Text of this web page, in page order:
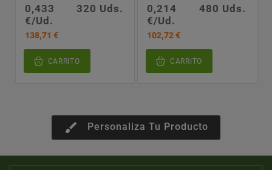
0,433
€/Ud.
320 Uds.
138,71 €
CARRITO
0,214
€/Ud.
480 Uds.
102,72 €
CARRITO
brush Personaliza Tu Producto